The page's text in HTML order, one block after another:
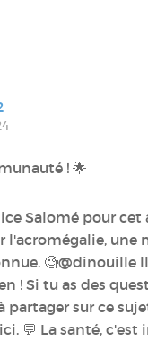
! 🌟
Salomé pour cet
l'acromégalie, une
🧐@dinouille
! Si tu as des
partager sur ce
💬 La santé,